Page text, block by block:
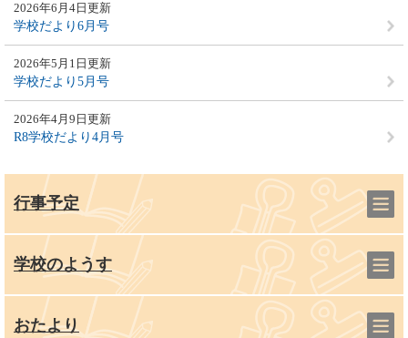
2026年6月4日更新
学校だより6月号
2026年5月1日更新
学校だより5月号
2026年4月9日更新
R8学校だより4月号
行事予定
学校のようす
おたより